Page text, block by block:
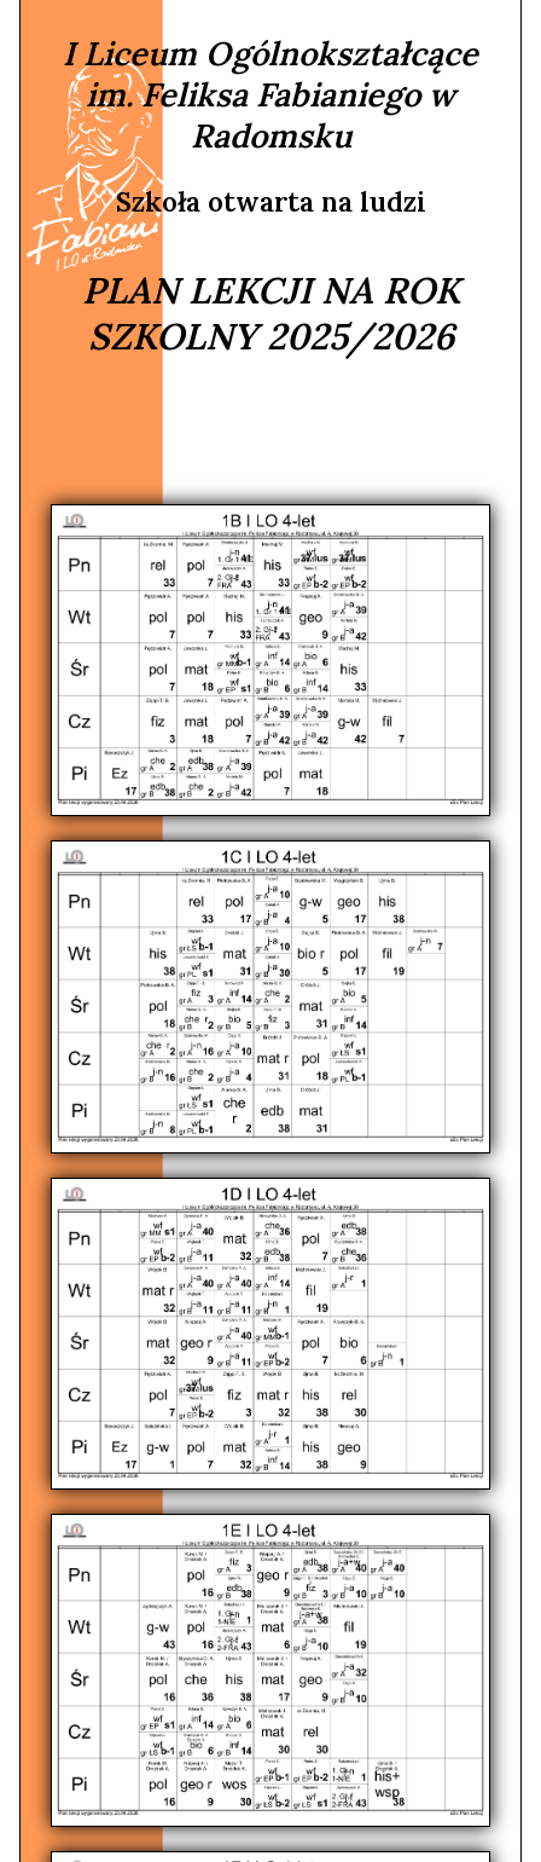
I Liceum Ogólnokształcące
im. Feliksa Fabianiego w
Radomsku
Szkoła otwarta na ludzi
PLAN LEKCJI NA ROK
SZKOLNY 2025/2026